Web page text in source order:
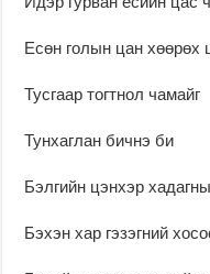
Есөн голын цан хөөрөх
Тусгаар тогтнол чамайг
Тунхаглан бичнэ би
Бэлгийн цэнхэр
Бэхэн хар гэзэгний